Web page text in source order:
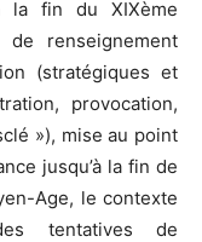
la fin du XIXème
de renseignement
(stratégiques et
provocation,
»), mise au point
jusqu’à la fin de
Age, le contexte
tentatives de